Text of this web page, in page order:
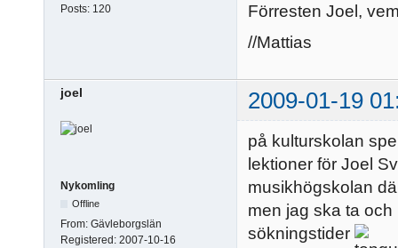
Posts: 120
Förresten Joel,
//Mattias
joel 2009-01-19
Nykomling
Offline
From: Gävleborgslän
Registered: 2007-10-16
på kulturskolan
lektioner för Joel
musikhögskolan
men jag ska ta
sökningstider